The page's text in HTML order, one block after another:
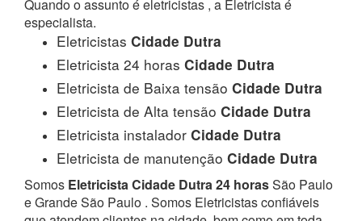
Quando o assunto é eletricistas , a Eletricista é
especialista.
Eletricistas Cidade Dutra
Eletricista 24 horas Cidade Dutra
Eletricista de Baixa tensão Cidade Dutra
Eletricista de Alta tensão Cidade Dutra
Eletricista instalador Cidade Dutra
Eletricista de manutenção Cidade Dutra
Somos Eletricista Cidade Dutra 24 horasSão Paulo
e Grande São Paulo . Somos Eletricistas confiáveis